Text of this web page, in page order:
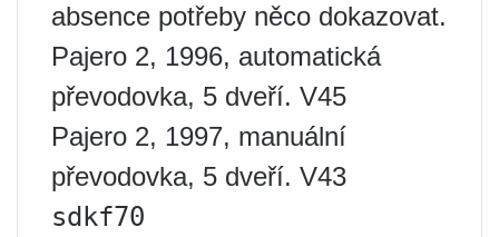
absence potřeby něco dokazovat.
Pajero 2, 1996, automatická
převodovka, 5 dveří. V45
Pajero 2, 1997, manuální
převodovka, 5 dveří. V43
sdkf70